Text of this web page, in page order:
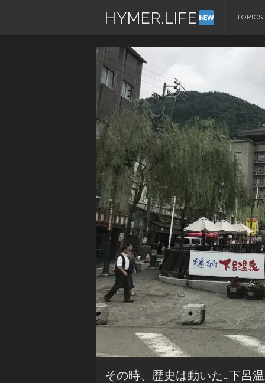
HYMER.LIFE
コ
キ
プ
TOPICS
その時、歴史は動いた…下呂